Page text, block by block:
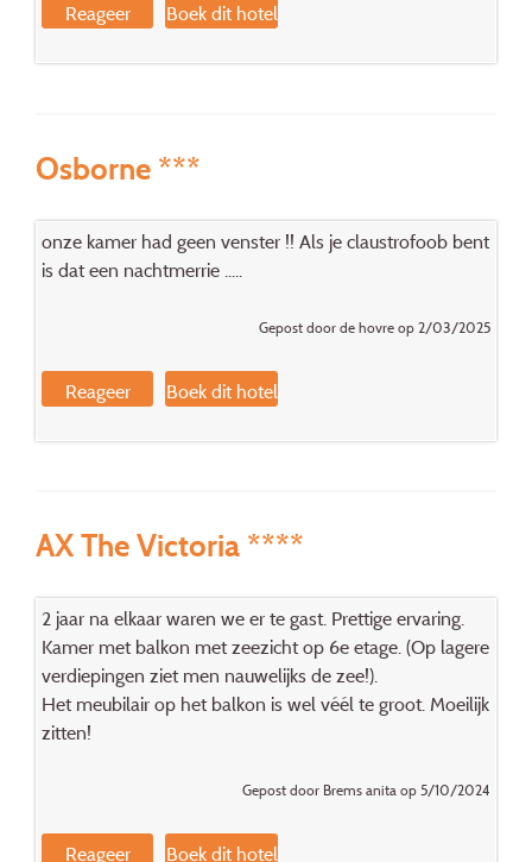
Reageer Boek dit hotel
Osborne ***
onze kamer had geen venster !! Als je claustrofoob bent
is dat een nachtmerrie .....
Gepost door de hovre op 2/03/2025
Reageer Boek dit hotel
AX The Victoria ****
2 jaar na elkaar waren we er te gast. Prettige ervaring.
Kamer met balkon met zeezicht op 6e etage. (Op lagere
verdiepingen ziet men nauwelijks de zee!).
Het meubilair op het balkon is wel véél te groot. Moeilijk
zitten!
Gepost door Brems anita op 5/10/2024
Reageer Boek dit hotel